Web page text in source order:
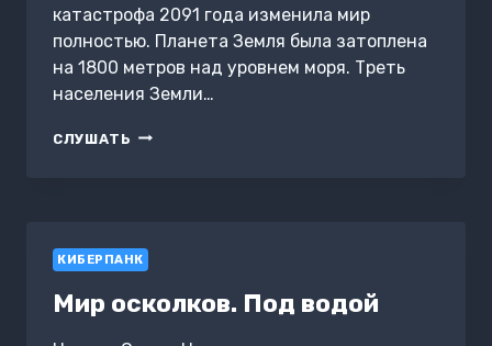
катастрофа 2091 года изменила мир
полностью. Планета Земля была затоплена
на 1800 метров над уровнем моря. Треть
населения Земли…
СЛУШАТЬ МОРЕ
КИБЕРПАНК
Мир осколков. Под водой